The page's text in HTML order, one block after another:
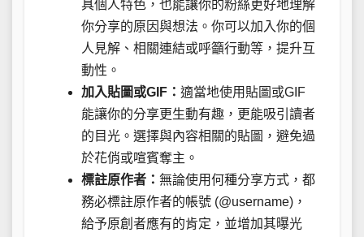
具個人特色，也能讓你的粉絲更好地理解
你分享的原因與想法。你可以加入你的個
人見解、相關連結或呼籲行動等，提升互
動性。
加入貼圖或GIF： 適當地使用貼圖或GIF
能讓你的分享更生動有趣，更能吸引讀者
的目光。選擇與內容相關的貼圖，避免過
於花俏或喧賓奪主。
標註原作者： 無論使用何種分享方式，都
務必標註原作者的帳號 (@username)，
給予原創者應有的肯定，並增加其曝光